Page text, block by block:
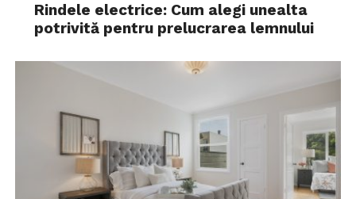
Rindele electrice: Cum alegi unealta
potrivită pentru prelucrarea lemnului